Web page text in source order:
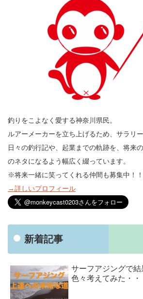
釣りをこよなく愛する神奈川県民。
ルアーメーカーを立ち上げるため、サラリ
日々の釣行記や、起業までの軌跡を、将来
のネタになるよう幅広く綴っています。
※将来一緒に笑ってくれる仲間も募集中！
→詳しいプロフィール
新着記事
サーフアジングで結
色々考えてみた・・